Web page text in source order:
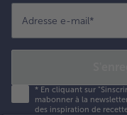
Adresse e-mail*
* En cliquant sur
mabonner à la
des inspiration de